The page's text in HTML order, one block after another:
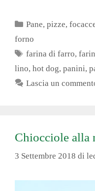
Categorie
Pane, pizze,
forno
Tag
farina di farro,
lino, hot dog, panini,
Lascia un
Chiocciole alla
3 Settembre 2018 di